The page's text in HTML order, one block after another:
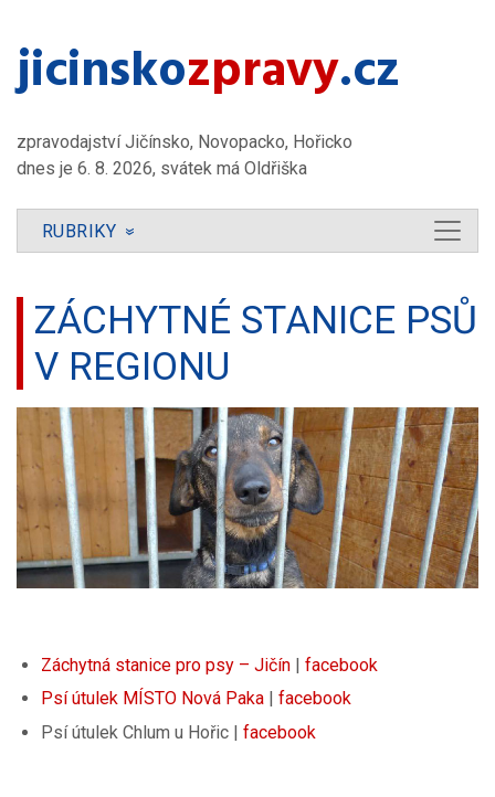
jicinsko​zpravy.cz
zpravodajství Jičínsko, Novopacko, Hořicko
dnes je 6. 8. 2026, svátek má Oldřiška
RUBRIKY »
ZÁCHYTNÉ STANICE PSŮ
V REGIONU
Záchytná stanice pro psy – Jičín |facebook
Psí útulek MÍSTO Nová Paka |facebook
Psí útulek Chlum u Hořic |facebook